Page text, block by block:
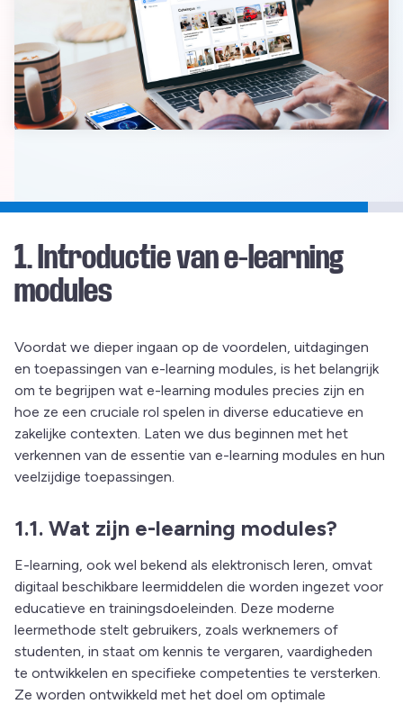
1. Introductie van e-learning
modules
Voordat we dieper ingaan op de voordelen, uitdagingen
en toepassingen van e-learning modules, is het belangrijk
om te begrijpen wat e-learning modules precies zijn en
hoe ze een cruciale rol spelen in diverse educatieve en
zakelijke contexten. Laten we dus beginnen met het
verkennen van de essentie van e-learning modules en hun
veelzijdige toepassingen.
1.1. Wat zijn e-learning modules?
E-learning, ook wel bekend als elektronisch leren, omvat
digitaal beschikbare leermiddelen die worden ingezet voor
educatieve en trainingsdoeleinden. Deze moderne
leermethode stelt gebruikers, zoals werknemers of
studenten, in staat om kennis te vergaren, vaardigheden
te ontwikkelen en specifieke competenties te versterken.
Ze worden ontwikkeld met het doel om optimale